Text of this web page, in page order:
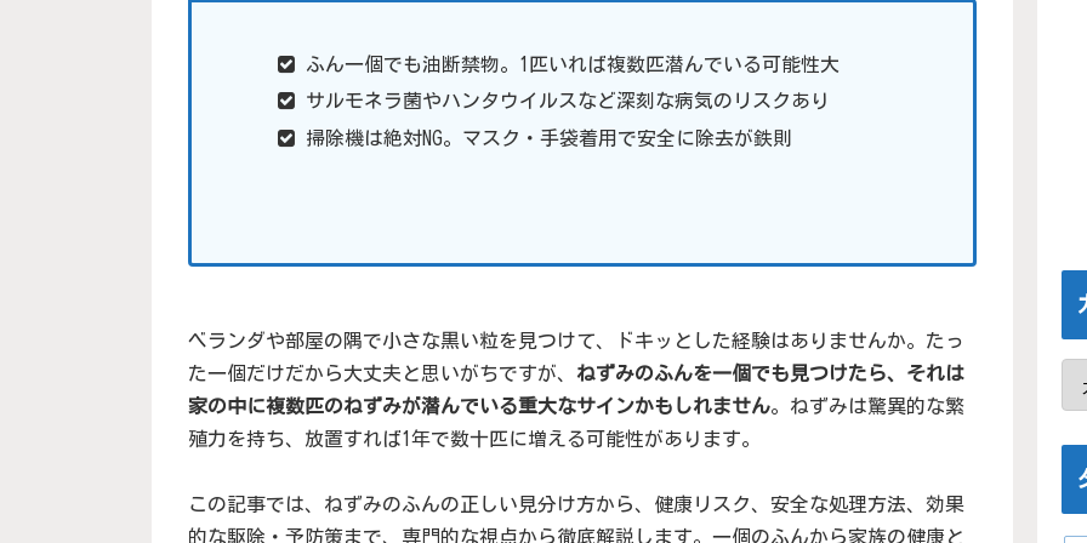
ふん一個でも油断禁物。1匹いれば複数匹潜んでいる可能性大
サルモネラ菌やハンタウイルスなど深刻な病気のリスクあり
掃除機は絶対NG。マスク・手袋着用で安全に除去が鉄則
ベランダや部屋の隅で小さな黒い粒を見つけて、ドキッとした経験はありませんか。たっ
た一個だけだから大丈夫と思いがちですが、 ねずみのふんを一個でも見つけたら、それは
家の中に複数匹のねずみが潜んでいる重大なサインかもしれません。ねずみは驚異的な繁
殖力を持ち、放置すれば1年で数十匹に増える可能性があります。
この記事では、ねずみのふんの正しい見分け方から、健康リスク、安全な処理方法、効果
的な駆除・予防策まで、専門的な視点から徹底解説します。一個のふんから家族の健康と